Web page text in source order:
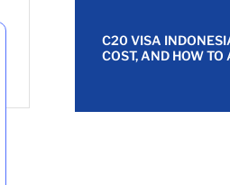
C20 VISA
COST, AND HOW TO